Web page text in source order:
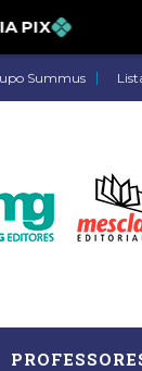
VIA PIX
Summus